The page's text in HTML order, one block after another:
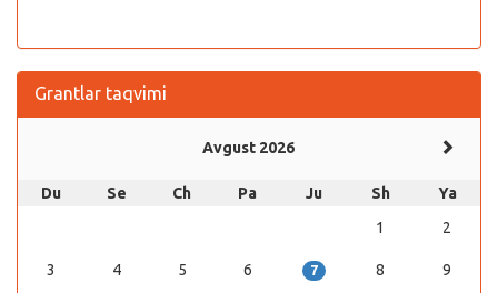
Grantlar taqvimi
Avgust 2026
Du Se Ch Pa Ju Sh
Ya
1
2
3 4 5 6 7 8 9